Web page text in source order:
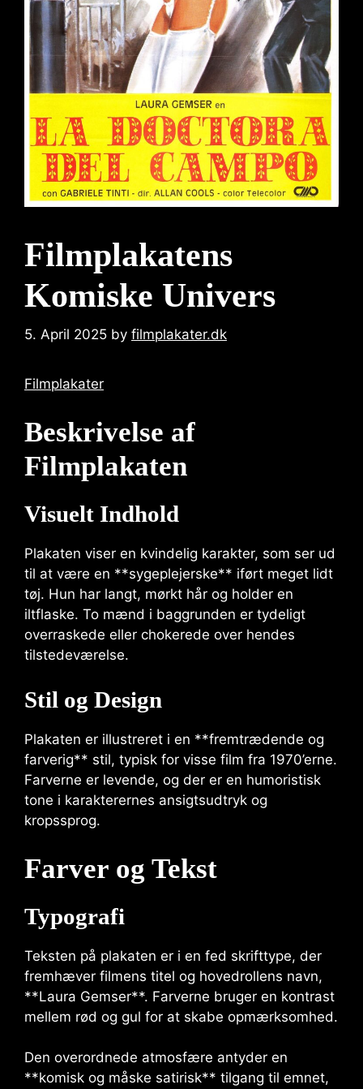
Filmplakatens
Komiske Univers
5. April 2025 by filmplakater.dk
Filmplakater
Beskrivelse af
Filmplakaten
Visuelt Indhold
Plakaten viser en kvindelig karakter, som ser ud
til at være en **sygeplejerske** iført meget lidt
tøj. Hun har langt, mørkt hår og holder en
iltflaske. To mænd i baggrunden er tydeligt
overraskede eller chokerede over hendes
tilstedeværelse.
Stil og Design
Plakaten er illustreret i en **fremtrædende og
farverig** stil, typisk for visse film fra 1970’erne.
Farverne er levende, og der er en humoristisk
tone i karakterernes ansigtsudtryk og
kropssprog.
Farver og Tekst
Typografi
Teksten på plakaten er i en fed skrifttype, der
fremhæver filmens titel og hovedrollens navn,
**Laura Gemser**. Farverne bruger en kontrast
mellem rød og gul for at skabe opmærksomhed.
Den overordnede atmosfære antyder en
**komisk og måske satirisk** tilgang til emnet,